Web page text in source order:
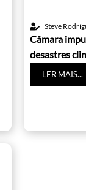
Steve
Câmara
desastres
LER MAIS...